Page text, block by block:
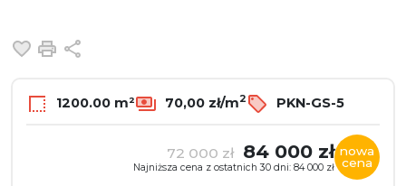
Dodaj do ulubionych
Drukuj
1200.00 m² 70,00 zł/m2 PKN-GS-5
72 000 zł 84 000 zł
Najniższa cena z ostatnich 30 dni: 84 000 zł
nowa
cena